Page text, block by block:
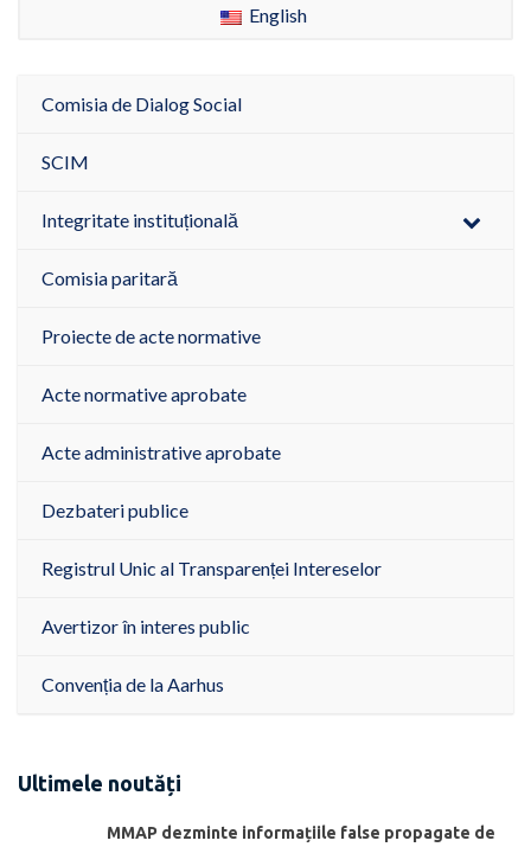
English
Comisia de Dialog Social
SCIM
Integritate instituțională
Comisia paritară
Proiecte de acte normative
Acte normative aprobate
Acte administrative aprobate
Dezbateri publice
Registrul Unic al Transparenței Intereselor
Avertizor în interes public
Convenția de la Aarhus
Ultimele noutăți
MMAP dezminte informațiile false propagate de